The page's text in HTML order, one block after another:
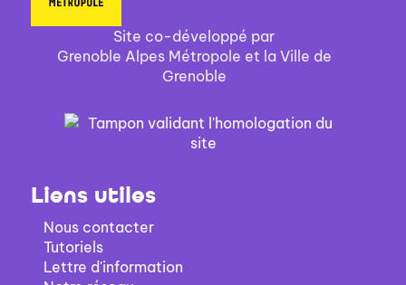
Site co-développé par
Grenoble Alpes Métropole et la Ville de
Grenoble
Liens utiles
Nous contacter
Tutoriels
Lettre d'information